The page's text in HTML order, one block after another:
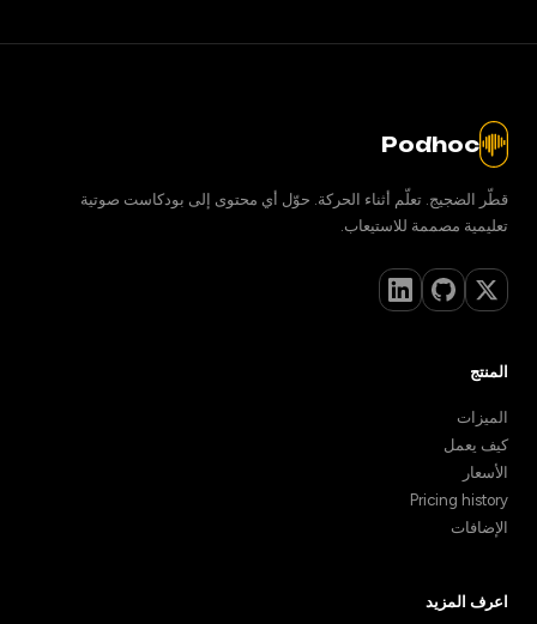
Podhoc
قطّر الضجيج. تعلّم أثناء الحركة. حوّل أي محتوى إلى بودكاست صوتية
تعليمية مصممة للاستيعاب.
المنتج
الميزات
كيف يعمل
الأسعار
Pricing history
الإضافات
اعرف المزيد